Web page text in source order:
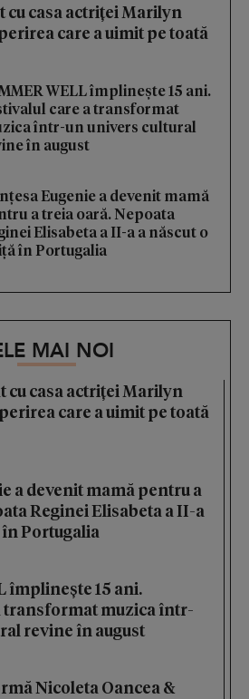
cu casa actriței Marilyn
care a uimit pe toată
WELL împlinește 15 ani.
care a transformat
într-un univers cultural
în august
Eugenie a devenit mamă
a treia oară. Nepoata
Elisabeta a II-a a născut o
în Portugalia
MAI NOI
cu casa actriței Marilyn
care a uimit pe toată
a devenit mamă pentru a
Reginei Elisabeta a II-a
Portugalia
împlinește 15 ani.
transformat muzica într-
revine în august
Nicoleta Oancea &